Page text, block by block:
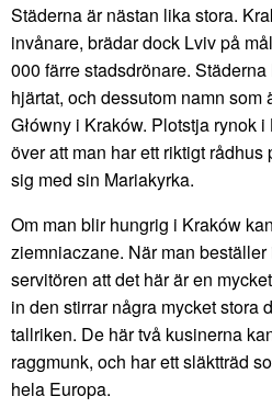
Städerna är nästan lika stora.
invånare, brädar dock Lviv på
000 färre stadsdrönare.
hjärtat, och dessutom namn
Główny i Kraków. Plotstja rynok
över att man har ett riktigt
sig med sin Mariakyrka.
Om man blir hungrig i Kraków
ziemniaczane. När man
servitören att det här är en
in den stirrar några mycket stora
tallriken. De här två kusinerna
raggmunk, och har ett släktträd
hela Europa.